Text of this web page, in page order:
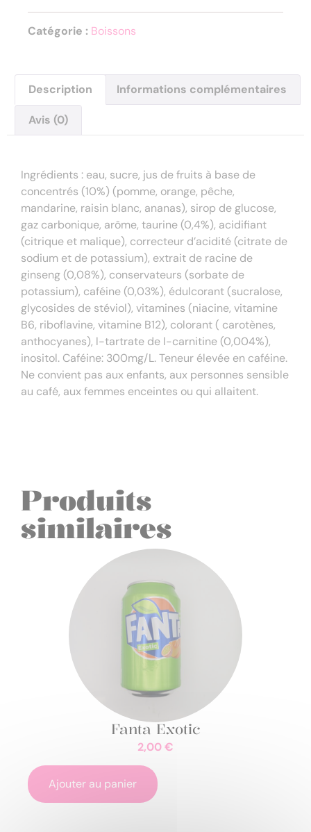
Catégorie : Boissons
Description Informations complémentaires
Avis (0)
Ingrédients : eau, sucre, jus de fruits à base de
concentrés (10%) (pomme, orange, pêche,
mandarine, raisin blanc, ananas), sirop de glucose,
gaz carbonique, arôme, taurine (0,4%), acidifiant
(citrique et malique), correcteur d’acidité (citrate de
sodium et de potassium), extrait de racine de
ginseng (0,08%), conservateurs (sorbate de
potassium), caféine (0,03%), édulcorant (sucralose,
glycosides de stéviol), vitamines (niacine, vitamine
B6, riboflavine, vitamine B12), colorant ( carotènes,
anthocyanes), l-tartrate de l-carnitine (0,004%),
inositol. Caféine: 300mg/L. Teneur élevée en caféine.
Ne convient pas aux enfants, aux personnes sensible
au café, aux femmes enceintes ou qui allaitent.
Produits
similaires
Fanta Exotic
2,00€
Ajouter au panier